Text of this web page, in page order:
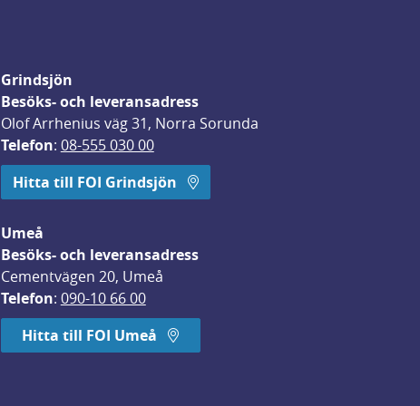
Grindsjön
Besöks- och leveransadress
Olof Arrhenius väg 31, Norra Sorunda
Telefon: 08-555 030 00
Hitta till FOI Grindsjön
Umeå
Besöks- och leveransadress
Cementvägen 20, Umeå
Telefon: 090-10 66 00
Hitta till FOI Umeå